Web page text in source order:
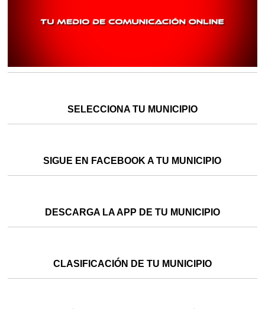
SELECCIONA TU MUNICIPIO
SIGUE EN FACEBOOK A TU MUNICIPIO
DESCARGA LA APP DE TU MUNICIPIO
CLASIFICACIÓN DE TU MUNICIPIO